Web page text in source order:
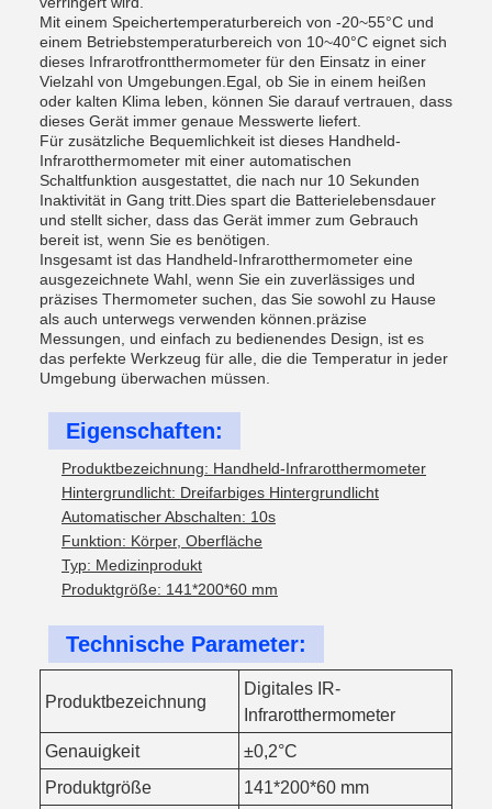
Mit einem Speichertemperaturbereich von -20~55°C und
einem Betriebstemperaturbereich von 10~40°C eignet sich
dieses Infrarotfrontthermometer für den Einsatz in einer
Vielzahl von Umgebungen.Egal, ob Sie in einem heißen
oder kalten Klima leben, können Sie darauf vertrauen, dass
dieses Gerät immer genaue Messwerte liefert.
Für zusätzliche Bequemlichkeit ist dieses Handheld-
Infrarotthermometer mit einer automatischen
Schaltfunktion ausgestattet, die nach nur 10 Sekunden
Inaktivität in Gang tritt.Dies spart die Batterielebensdauer
und stellt sicher, dass das Gerät immer zum Gebrauch
bereit ist, wenn Sie es benötigen.
Insgesamt ist das Handheld-Infrarotthermometer eine
ausgezeichnete Wahl, wenn Sie ein zuverlässiges und
präzises Thermometer suchen, das Sie sowohl zu Hause
als auch unterwegs verwenden können.präzise
Messungen, und einfach zu bedienendes Design, ist es
das perfekte Werkzeug für alle, die die Temperatur in jeder
Umgebung überwachen müssen.
Eigenschaften:
Produktbezeichnung: Handheld-Infrarotthermometer
Hintergrundlicht: Dreifarbiges Hintergrundlicht
Automatischer Abschalten: 10s
Funktion: Körper, Oberfläche
Typ: Medizinprodukt
Produktgröße: 141*200*60 mm
Technische Parameter:
Produktbezeichnung
Digitales IR-
Infrarotthermometer
Genauigkeit
±0,2°C
Produktgröße
141*200*60 mm